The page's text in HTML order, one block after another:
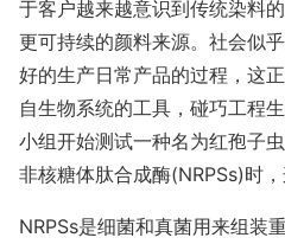
于客户越来越意识到传统染料
更可持续的颜料来源。社会似
好的生产日常产品的过程，这
自生物系统的工具，碰巧工程
小组开始测试一种名为红孢子
非核糖体肽合成酶(NRPSs)时，
NRPSs是细菌和真菌用来组装